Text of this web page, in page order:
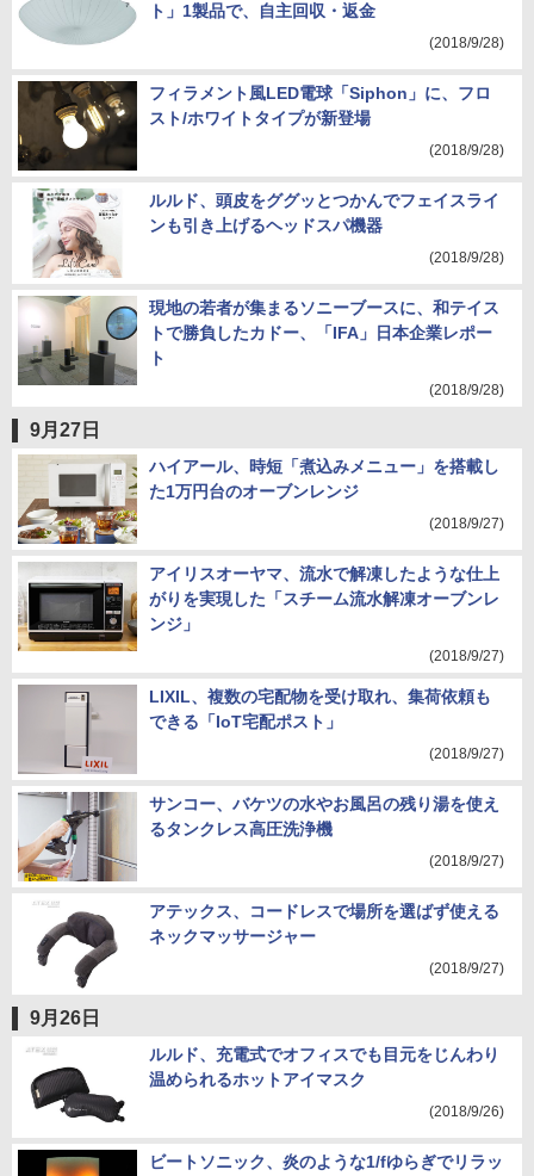
ト」1製品で、自主回収・返金
(2018/9/28)
フィラメント風LED電球「Siphon」に、フロ
スト/ホワイトタイプが新登場
(2018/9/28)
ルルド、頭皮をググッとつかんでフェイスライ
ンも引き上げるヘッドスパ機器
(2018/9/28)
現地の若者が集まるソニーブースに、和テイス
トで勝負したカドー、「IFA」日本企業レポー
ト
(2018/9/28)
9月27日
ハイアール、時短「煮込みメニュー」を搭載し
た1万円台のオーブンレンジ
(2018/9/27)
アイリスオーヤマ、流水で解凍したような仕上
がりを実現した「スチーム流水解凍オーブンレ
ンジ」
(2018/9/27)
LIXIL、複数の宅配物を受け取れ、集荷依頼も
できる「IoT宅配ポスト」
(2018/9/27)
サンコー、バケツの水やお風呂の残り湯を使え
るタンクレス高圧洗浄機
(2018/9/27)
アテックス、コードレスで場所を選ばず使える
ネックマッサージャー
(2018/9/27)
9月26日
ルルド、充電式でオフィスでも目元をじんわり
温められるホットアイマスク
(2018/9/26)
ビートソニック、炎のような1/fゆらぎでリラッ